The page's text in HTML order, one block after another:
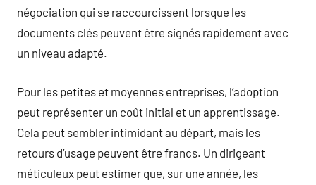
négociation qui se raccourcissent lorsque les
documents clés peuvent être signés rapidement avec
un niveau adapté.
Pour les petites et moyennes entreprises, l’adoption
peut représenter un coût initial et un apprentissage.
Cela peut sembler intimidant au départ, mais les
retours d’usage peuvent être francs. Un dirigeant
méticuleux peut estimer que, sur une année, les